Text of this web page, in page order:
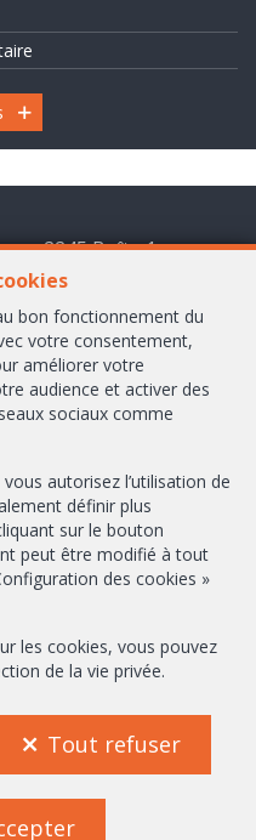
bon fonctionnement du
votre consentement,
améliorer votre
audience et activer des
sociaux comme
autorisez l’utilisation de
définir plus
sur le bouton
peut être modifié à tout
des cookies »
les cookies, vous pouvez
de la vie privée.
Tout refuser
2245 Boîte 1
sous le numéro 503.610 en
des agents immobiliers, rue
2 505 38 50 - info@ipi.be) -
de l’ IPI
Belgium SA, Place du Trône
Couverture valable pour les
du site
cookies